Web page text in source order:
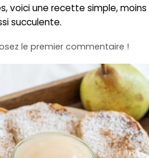
voici une recette simple,
succulente.
le premier commentaire !